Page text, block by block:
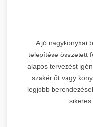
A jó nagykonyhai
telepítése összetett
alapos tervezést
szakértőt vagy
legjobb
sikeres